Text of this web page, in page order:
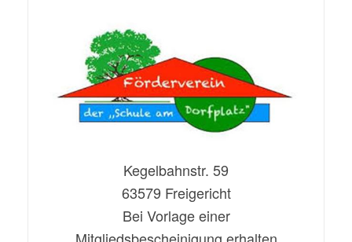
Kegelbahnstr. 59
63579 Freigericht
Bei Vorlage einer
Mitgliedsbescheinigung erhalten